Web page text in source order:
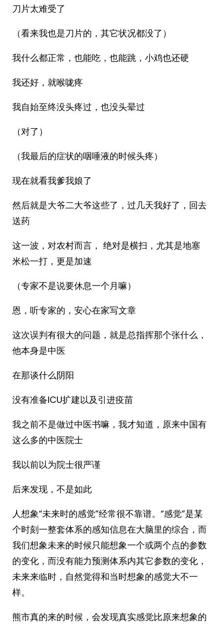
刀片太难受了
（看来我也是刀片的，其它状况都没了）
我什么都正常，也能吃，也能跳，小鸡也还硬
我还好，就喉咙疼
我自始至终没头疼过，也没头晕过
（对了）
（我最后的症状的咽唾液的时候头疼）
现在就看我爹我娘了
然后就是大爷二大爷这些了，过几天我好了，回去
送药
这一波，对农村而言， 绝对是横扫，尤其是地塞
米松一打，更是加速
（专家不是说要休息一个月嘛）
恩，听专家的，安心在家写文章
这次误判有很大的问题，就是总指挥那个张什么，
他本身是中医
在那谈什么阴阳
没有准备ICU扩建以及引进疫苗
我之前不是做过中医书嘛，我才知道，原来中国有
这么多的中医院士
我以前以为院士很严谨
后来发现，不是如此
人想象“未来时的感觉”经常很不靠谱。“感觉”是某
个时刻一整套体系的感知信息在大脑里的综合，而
我们想象未来的时候只能想象一个或两个点的参数
的变化，而没有能力预测体系内其它参数的变化，
未来来临时，自然觉得和当时想象的感觉大不一
样。
熊市真的来的时候，会发现真实感觉比原来想象的